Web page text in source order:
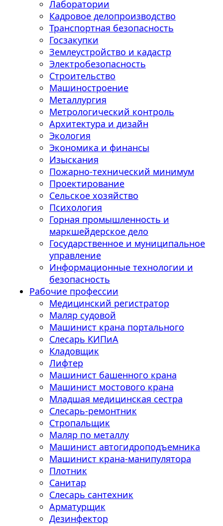
Лаборатории
Кадровое делопроизводство
Транспортная безопасность
Госзакупки
Землеустройство и кадастр
Электробезопасность
Строительство
Машиностроение
Металлургия
Метрологический контроль
Архитектура и дизайн
Экология
Экономика и финансы
Изыскания
Пожарно-технический минимум
Проектирование
Сельское хозяйство
Психология
Горная промышленность и
маркшейдерское дело
Государственное и муниципальное
управление
Информационные технологии и
безопасность
Рабочие профессии
Медицинский регистратор
Маляр судовой
Машинист крана портального
Слесарь КИПиА
Кладовщик
Лифтер
Машинист башенного крана
Машинист мостового крана
Младшая медицинская сестра
Слесарь-ремонтник
Стропальщик
Маляр по металлу
Машинист автогидроподъемника
Машинист крана-манипулятора
Плотник
Санитар
Слесарь сантехник
Арматурщик
Дезинфектор